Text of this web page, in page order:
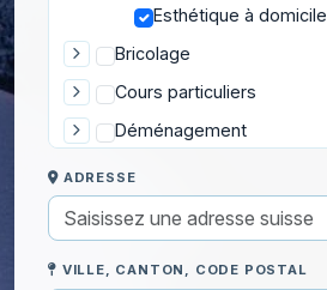
Esthétique à domicile
Bricolage
Cours particuliers
Déménagement
Enfants
Informatique
Jardinage
ADRESSE
VILLE, CANTON, CODE POSTAL